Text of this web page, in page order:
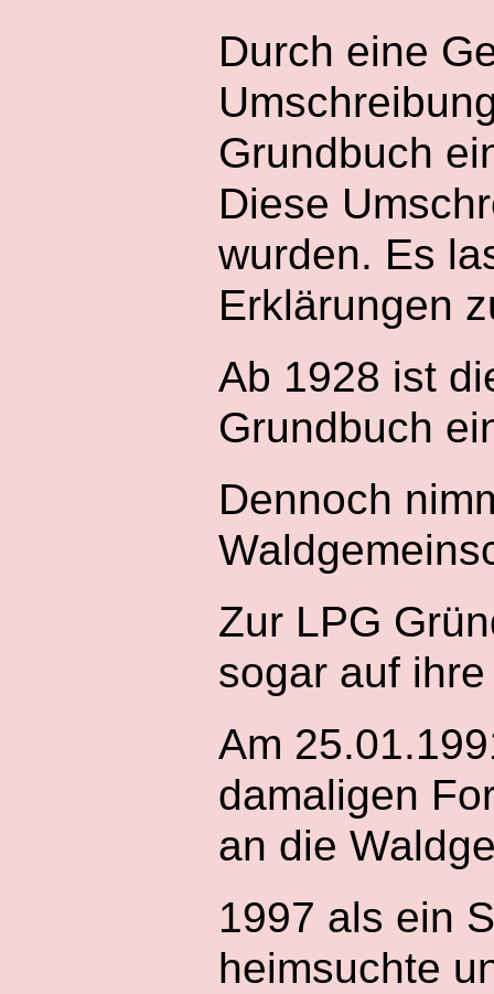
Durch eine
Grundbuch
Diese
wurden. Es
Erklärungen
Ab 1928 ist
Grundbuch
Dennoch
Zur LPG
sogar auf
Am
damaligen
an die
1997 als ein
heimsuchte